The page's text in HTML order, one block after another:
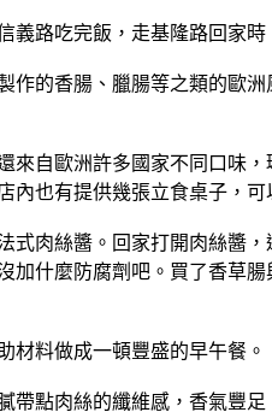
義路吃完飯，走基隆路回家
作的香腸、臘腸等之類的歐
來自歐洲許多國家不同口味
內也有提供幾張立食桌子，
式肉絲醬。回家打開肉絲醬
加什麼防腐劑吧。買了香草
材料做成一頓豐盛的早午餐。
帶點肉絲的纖維感，香氣豐